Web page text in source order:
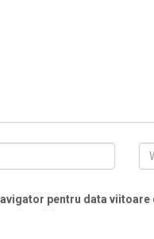
pentru data viitoare